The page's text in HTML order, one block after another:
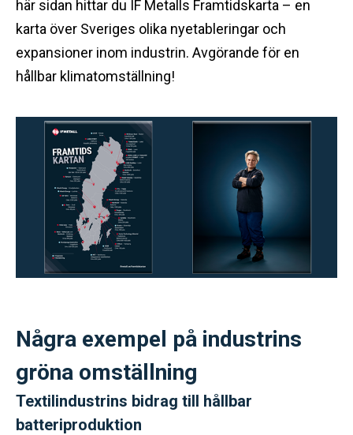
här sidan hittar du IF Metalls Framtidskarta – en
karta över Sveriges olika nyetableringar och
expansioner inom industrin. Avgörande för en
hållbar klimatomställning!
Några exempel på industrins
gröna omställning
Textilindustrins bidrag till hållbar
batteriproduktion